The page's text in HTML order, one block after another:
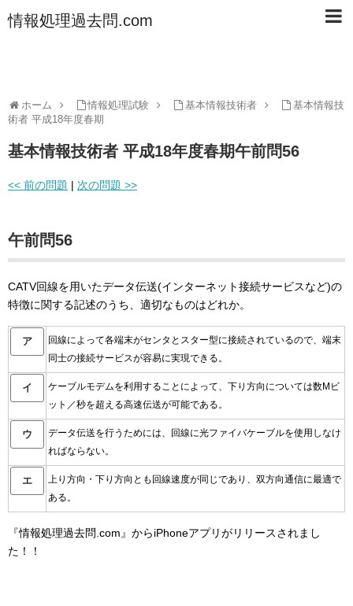
情報処理過去問.com
ホーム 情報処理試験 基本情報技術者
基本情報技
術者 平成18年度春期
基本情報技術者 平成18年度春期午前問56
<< 前の問題 | 次の問題 >>
午前問56
CATV回線を用いたデータ伝送(インターネット接続サービスなど)の
特徴に関する記述のうち、適切なものはどれか。
ア
回線によって各端末がセンタとスター型に接続されているので、端末
同士の接続サービスが容易に実現できる。
イ
ケーブルモデムを利用することによって、下り方向については数Mビ
ット／秒を超える高速伝送が可能である。
ウ
データ伝送を行うためには、回線に光ファイバケーブルを使用しなけ
ればならない。
エ
上り方向・下り方向とも回線速度が同じであり、双方向通信に最適で
ある。
『情報処理過去問.com』からiPhoneアプリがリリースされまし
た！！